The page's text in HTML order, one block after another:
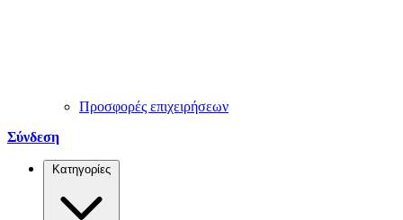
Προσφορές επιχειρήσεων
Σύνδεση
Κατηγορίες